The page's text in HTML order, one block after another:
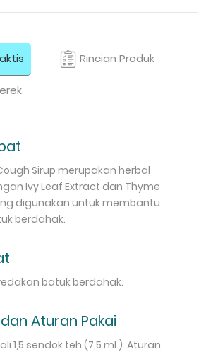
Rincian Produk
Sirup merupakan herbal
Ivy Leaf Extract dan Thyme
digunakan untuk membantu
berdahak.
batuk berdahak.
Aturan Pakai
1,5 sendok teh (7,5 mL). Aturan